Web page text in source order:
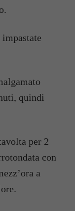
quindi
per 2
con
a